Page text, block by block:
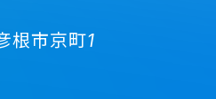
市京町1